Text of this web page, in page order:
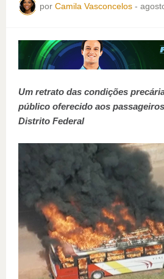
por Camila Vasconcelos -
Um retrato das condições
público oferecido aos
Distrito Federal